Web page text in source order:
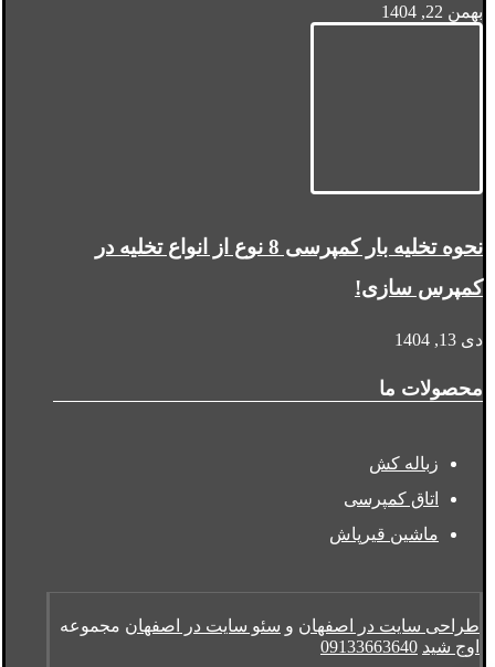
بهمن 22, 1404
نحوه تخلیه بار کمپرسی 8 نوع از انواع تخلیه در
کمپرس سازی!
دی 13, 1404
محصولات ما
زباله کش
اتاق کمپرسی
ماشین قیرپاش
طراحی سایت در اصفهان و سئو سایت در اصفهان مجموعه
اوج شید 09133663640